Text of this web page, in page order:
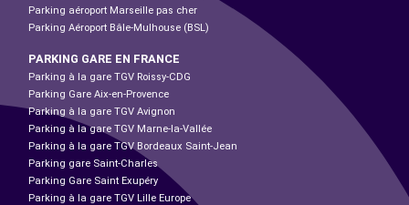
Parking aéroport Marseille pas cher
Parking Aéroport Bâle-Mulhouse (BSL)
PARKING GARE EN FRANCE
Parking à la gare TGV Roissy-CDG
Parking Gare Aix-en-Provence
Parking à la gare TGV Avignon
Parking à la gare TGV Marne-la-Vallée
Parking à la gare TGV Bordeaux Saint-Jean
Parking gare Saint-Charles
Parking Gare Saint Exupéry
Parking à la gare TGV Lille Europe